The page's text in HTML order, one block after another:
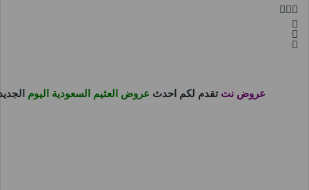
عروض نت تقدم لكم احدث عروض العثيم السعودية اليوم